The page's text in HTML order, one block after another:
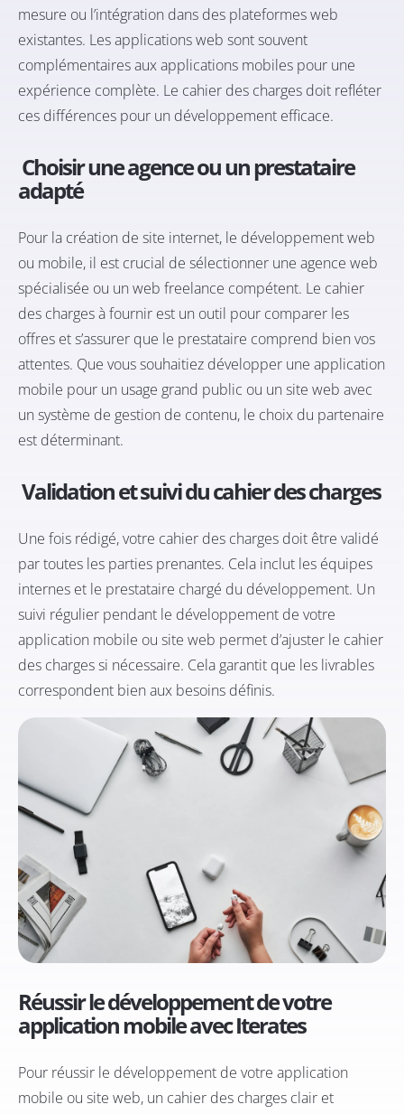
mesure ou l’intégration dans des plateformes web
existantes. Les applications web sont souvent
complémentaires aux applications mobiles pour une
expérience complète. Le cahier des charges doit refléter
ces différences pour un développement efficace.
Choisir une agence ou un prestataire
adapté
Pour la création de site internet, le développement web
ou mobile, il est crucial de sélectionner une agence web
spécialisée ou un web freelance compétent. Le cahier
des charges à fournir est un outil pour comparer les
offres et s’assurer que le prestataire comprend bien vos
attentes. Que vous souhaitiez développer une application
mobile pour un usage grand public ou un site web avec
un système de gestion de contenu, le choix du partenaire
est déterminant.
Validation et suivi du cahier des charges
Une fois rédigé, votre cahier des charges doit être validé
par toutes les parties prenantes. Cela inclut les équipes
internes et le prestataire chargé du développement. Un
suivi régulier pendant le développement de votre
application mobile ou site web permet d’ajuster le cahier
des charges si nécessaire. Cela garantit que les livrables
correspondent bien aux besoins définis.
Réussir le développement de votre
application mobile avec Iterates
Pour réussir le développement de votre application
mobile ou site web, un cahier des charges clair et